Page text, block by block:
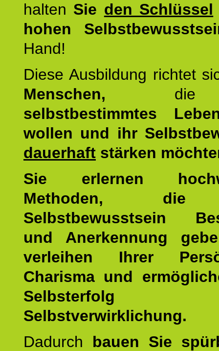
halten Sie den Schlüssel
hohen
Hand!
Diese Ausbildung richtet
Menschen,
selbstbestimmtes
wollen und ihr
dauerhaft stärken
Sie erlernen
Methoden, die
Selbstbewusstsein
und Anerkennung
verleihen Ihrer
Charisma und
Selbstverwirklichung.
Dadurch bauen Sie